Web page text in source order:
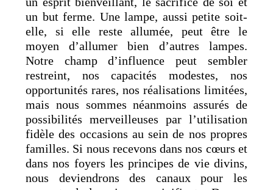
un but ferme. Une lampe, aussi petite soit-
elle, si elle reste allumée, peut être le
moyen d’allumer bien d’autres lampes.
Notre champ d’influence peut sembler
restreint, nos capacités modestes, nos
opportunités rares, nos réalisations limitées,
mais nous sommes néanmoins assurés de
possibilités merveilleuses par l’utilisation
fidèle des occasions au sein de nos propres
familles. Si nous recevons dans nos cœurs et
dans nos foyers les principes de vie divins,
nous deviendrons des canaux pour les